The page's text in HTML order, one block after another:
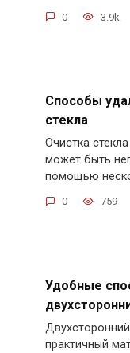
0 3.9k.
Способы
стекла
Очистка
может быть
помощью
0 759
Удобные
практичный